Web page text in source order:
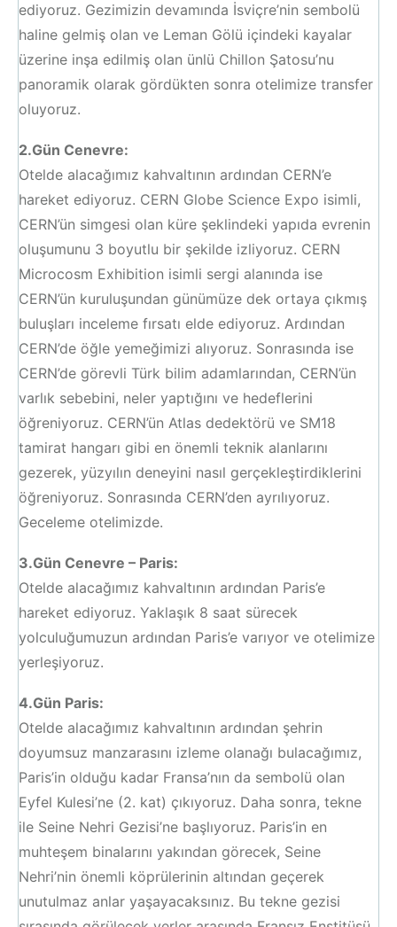
ediyoruz. Gezimizin devamında İsviçre’nin sembolü
haline gelmiş olan ve Leman Gölü içindeki kayalar
üzerine inşa edilmiş olan ünlü Chillon Şatosu’nu
panoramik olarak gördükten sonra otelimize transfer
oluyoruz.
2.Gün Cenevre:
Otelde alacağımız kahvaltının ardından CERN’e
hareket ediyoruz. CERN Globe Science Expo isimli,
CERN’ün simgesi olan küre şeklindeki yapıda evrenin
oluşumunu 3 boyutlu bir şekilde izliyoruz. CERN
Microcosm Exhibition isimli sergi alanında ise
CERN’ün kuruluşundan günümüze dek ortaya çıkmış
buluşları inceleme fırsatı elde ediyoruz. Ardından
CERN’de öğle yemeğimizi alıyoruz. Sonrasında ise
CERN’de görevli Türk bilim adamlarından, CERN’ün
varlık sebebini, neler yaptığını ve hedeflerini
öğreniyoruz. CERN’ün Atlas dedektörü ve SM18
tamirat hangarı gibi en önemli teknik alanlarını
gezerek, yüzyılın deneyini nasıl gerçekleştirdiklerini
öğreniyoruz. Sonrasında CERN’den ayrılıyoruz.
Geceleme otelimizde.
3.Gün Cenevre – Paris:
Otelde alacağımız kahvaltının ardından Paris’e
hareket ediyoruz. Yaklaşık 8 saat sürecek
yolculuğumuzun ardından Paris’e varıyor ve otelimize
yerleşiyoruz.
4.Gün Paris:
Otelde alacağımız kahvaltının ardından şehrin
doyumsuz manzarasını izleme olanağı bulacağımız,
Paris’in olduğu kadar Fransa’nın da sembolü olan
Eyfel Kulesi’ne (2. kat) çıkıyoruz. Daha sonra, tekne
ile Seine Nehri Gezisi’ne başlıyoruz. Paris’in en
muhteşem binalarını yakından görecek, Seine
Nehri’nin önemli köprülerinin altından geçerek
unutulmaz anlar yaşayacaksınız. Bu tekne gezisi